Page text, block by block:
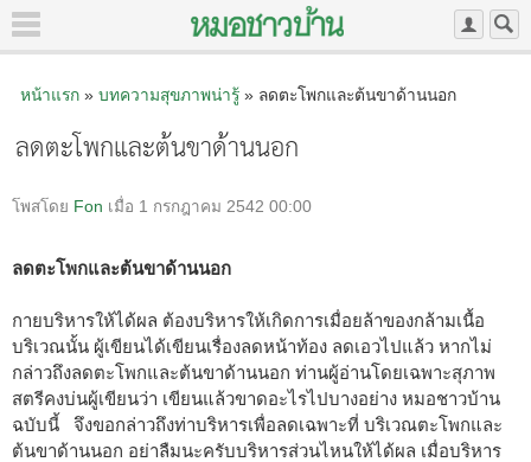
หน้าแรก» บทความสุขภาพน่ารู้» ลดตะโพกและต้นขาด้านนอก
ลดตะโพกและต้นขาด้านนอก
โพสโดย Fon เมื่อ 1 กรกฎาคม 2542 00:00
ลดตะโพกและต้นขาด้านนอก
กายบริหารให้ได้ผล ต้องบริหารให้เกิดการเมื่อยล้าของกล้ามเนื้อ
บริเวณนั้น ผู้เขียนได้เขียนเรื่องลดหน้าท้อง ลดเอวไปแล้ว หากไม่
กล่าวถึงลดตะโพกและต้นขาด้านนอก ท่านผู้อ่านโดยเฉพาะสุภาพ
สตรีคงบ่นผู้เขียนว่า เขียนแล้วขาดอะไรไปบางอย่าง หมอชาวบ้าน
ฉบับนี้ จึงขอกล่าวถึงท่าบริหารเพื่อลดเฉพาะที่ บริเวณตะโพกและ
ต้นขาด้านนอก อย่าลืมนะครับบริหารส่วนไหนให้ได้ผล เมื่อบริหาร